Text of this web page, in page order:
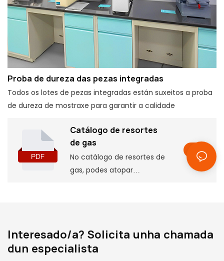
Proba de dureza das pezas integradas
Todos os lotes de pezas integradas están suxeitos a proba
de dureza de mostraxe para garantir a calidade
Catálogo de resortes
de gas
No catálogo de resortes de
gas, podes atopar
as dimensións de
instalación
Interesado/a? Solicita unha chamada
dun especialista